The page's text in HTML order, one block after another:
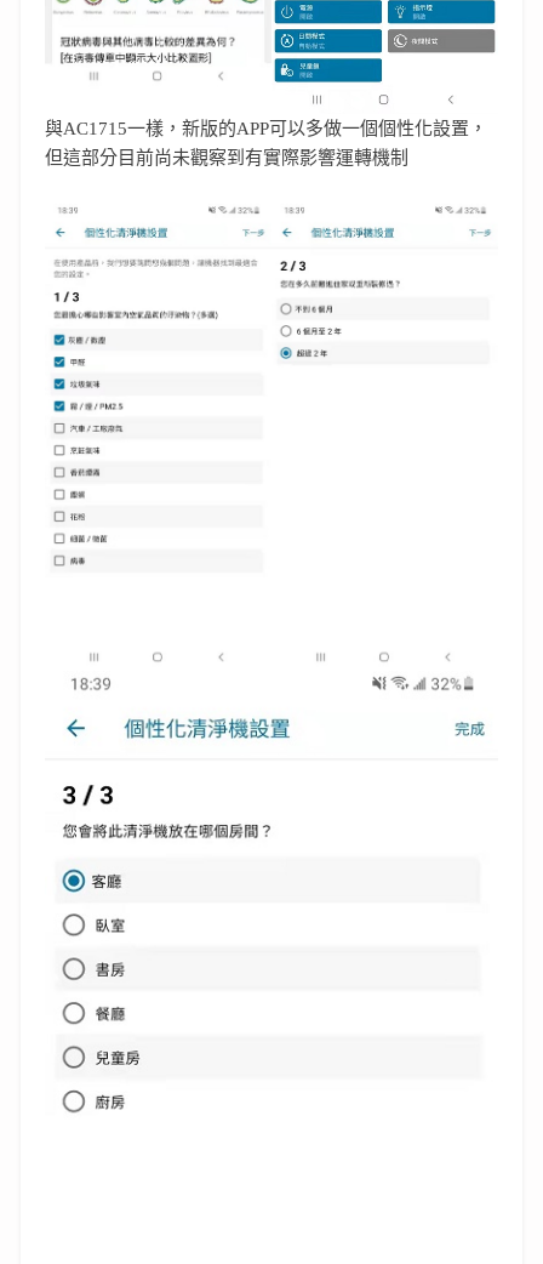
與AC1715一樣，新版的APP可以多做一個個性化設置，
但這部分目前尚未觀察到有實際影響運轉機制